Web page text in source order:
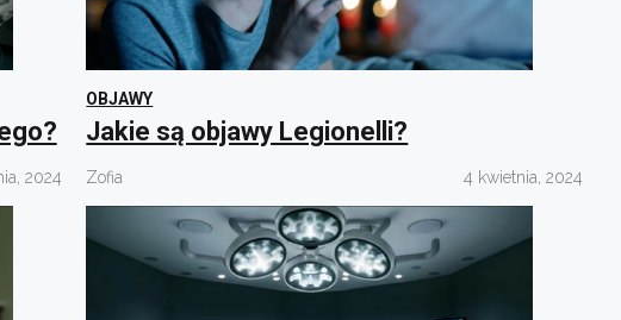
2024
OBJAWY
Jakie są objawy Legionelli?
Zofia 4 kwietnia, 2024